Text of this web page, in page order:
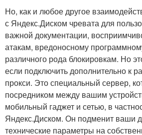
Но, как и любое другое
с Яндекс.Диском чревата для
важной документации,
атакам, вредоносному
различного рода блокировкам. Но
если подключить дополнительно к
прокси. Это специальный сервер,
посредником между вашим
мобильный гаджет и сетью, в
Яндекс.Диском. Он подменит ваши
технические параметры на